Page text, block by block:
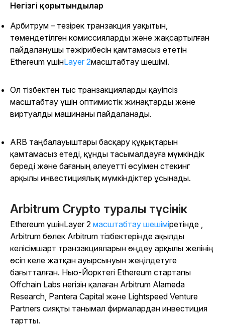
Негізгі қорытындылар
Арбитрум – тезірек транзакция уақытын,
төмендетілген комиссияларды және жақсартылған
пайдаланушы тәжірибесін қамтамасыз ететін
Ethereum үшінLayer 2масштабтау шешімі.
Ол тізбектен тыс транзакцияларды қауіпсіз
масштабтау үшін оптимистік жинақтарды және
виртуалды машинаны пайдаланады.
ARB таңбалауыштары басқару құқықтарын
қамтамасыз етеді, құнды тасымалдауға мүмкіндік
береді және бағаның әлеуетті өсуімен стекинг
арқылы инвестициялық мүмкіндіктер ұсынады.
Arbitrum Crypto туралы түсінік
Ethereum үшінLayer 2 масштабтау шешіміретінде ,
Arbitrum бөлек Arbitrum тізбектерінде ақылды
келісімшарт транзакцияларын өңдеу арқылы желінің
өсіп келе жатқан ауырсынуын жеңілдетуге
бағытталған. Нью-Йорктегі Ethereum стартапы
Offchain Labs негізін қалаған Arbitrum Alameda
Research, Pantera Capital және Lightspeed Venture
Partners сияқты танымал фирмалардан инвестиция
тартты.